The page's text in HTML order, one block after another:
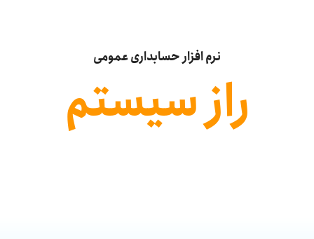
نرم افزار حسابداری عمومی
راز سیستم